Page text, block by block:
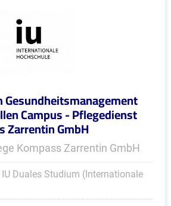
Gesundheitsmanagement
Campus - Pflegedienst
Zarrentin GmbH
Kompass Zarrentin GmbH
Duales Studium (Internationale